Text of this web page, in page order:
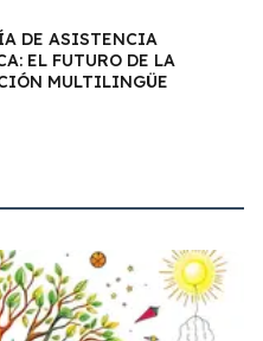
DE ASISTENCIA
EL FUTURO DE LA
MULTILINGÜE